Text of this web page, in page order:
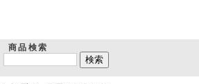
商品検索